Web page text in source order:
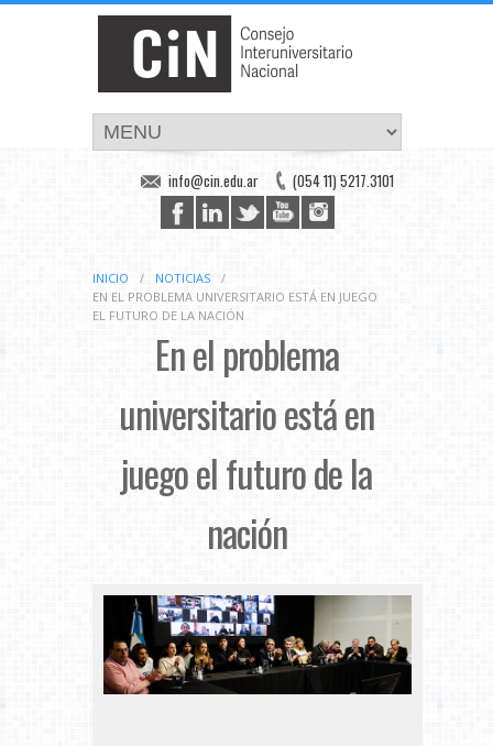
(054 11) 5217.3101
info@cin.edu.ar
INICIO / NOTICIAS
/
EN EL PROBLEMA UNIVERSITARIO ESTÁ EN JUEGO
EL FUTURO DE LA NACIÓN
En el problema
universitario está en
juego el futuro de la
nación